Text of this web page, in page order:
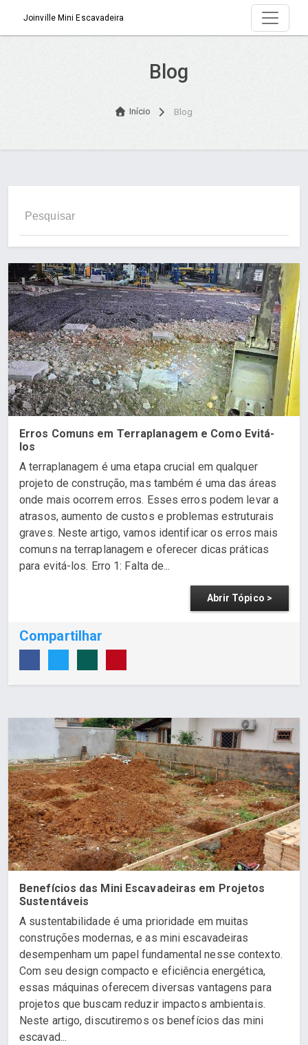
Joinville Mini Escavadeira
Blog
Início Blog
Erros Comuns em Terraplanagem e Como Evitá-
los
A terraplanagem é uma etapa crucial em qualquer
projeto de construção, mas também é uma das áreas
onde mais ocorrem erros. Esses erros podem levar a
atrasos, aumento de custos e problemas estruturais
graves. Neste artigo, vamos identificar os erros mais
comuns na terraplanagem e oferecer dicas práticas
para evitá-los. Erro 1: Falta de...
Abrir Tópico >
Compartilhar
Benefícios das Mini Escavadeiras em Projetos
Sustentáveis
A sustentabilidade é uma prioridade em muitas
construções modernas, e as mini escavadeiras
desempenham um papel fundamental nesse contexto.
Com seu design compacto e eficiência energética,
essas máquinas oferecem diversas vantagens para
projetos que buscam reduzir impactos ambientais.
Neste artigo, discutiremos os benefícios das mini
escavad...